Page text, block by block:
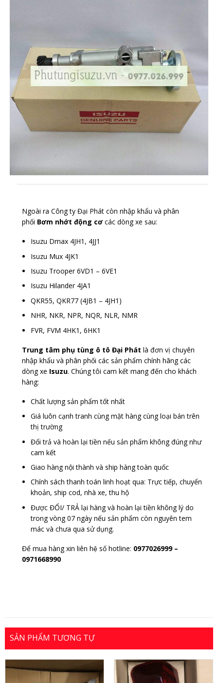
Ngoài ra Công ty Đại Phát còn nhập khẩu và phân
phối Bơm nhớt động cơ các dòng xe sau:
Isuzu Dmax 4JH1, 4JJ1
Isuzu Mux 4JK1
Isuzu Trooper 6VD1 – 6VE1
Isuzu Hilander 4JA1
QKR55, QKR77 (4JB1 – 4JH1)
NHR, NKR, NPR, NQR, NLR, NMR
FVR, FVM 4HK1, 6HK1
Trung tâm phụ tùng ô tô Đại Phát là đơn vị chuyên
nhập khẩu và phân phối các sản phẩm chính hãng các
dòng xe Isuzu. Chúng tôi cam kết mang đến cho khách
hàng:
Chất lượng sản phẩm tốt nhất
Giá luôn cạnh tranh cùng mặt hàng cùng loại bán trên
thị trường
Đổi trả và hoàn lại tiền nếu sản phẩm không đúng như
cam kết
Giao hàng nội thành và ship hàng toàn quốc
Chính sách thanh toán linh hoạt qua: Trực tiếp, chuyển
khoản, ship cod, nhà xe, thu hộ
Được ĐỔI/ TRẢ lại hàng và hoàn lại tiền không lý do
trong vòng 07 ngày nếu sản phẩm còn nguyên tem
mác và chưa qua sử dụng.
Để mua hàng xin liên hệ số hotline: 0977026999–
0971668990
SẢN PHẨM TƯƠNG TỰ